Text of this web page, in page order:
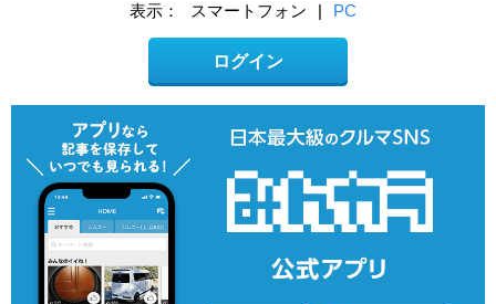
表示： スマートフォン | PC
ログイン